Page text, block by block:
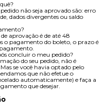
não seja aprovado são: erro
dados divergentes ou saldo
aprovação é de até 48
o pagamento do boleto, o prazo é
concluir o meu pedido?
do seu pedido, não é
se você havia optado pelo
que não efetue o
automaticamente) e faça a
que desejar.